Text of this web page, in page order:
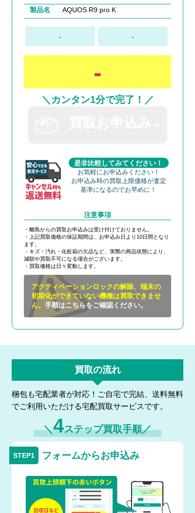
製品名
AQUOS R9 pro K
- -
-
＼カンタン1分で完了！／
是非比較してみてください！
お気軽にお申込みください！
お申込み時の買取上限価格が査定
基準になるのでお早めに！
注意事項
・離島からの買取お申込みは受け付けておりません。
・上記買取価格の保証期間は、お申込み日より10日間となり
ます。
・キズ・汚れ・化粧箱の欠品など、実際の商品状態により、
減額や買取不可になる場合がございます。
・買取価格は日々変動します。
アクティベーションロックの解除、端末の
初期化ができていない機種は買取できませ
ん。手順はこちらをご確認ください。
買取の流れ
梱包も宅配業者が対応！ご自宅で完結、送料無料
でご利用いただける宅配買取サービスです。
＼4ステップ買取手順／
フォームからお申込み